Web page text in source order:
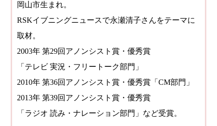
岡山市生まれ。
RSKイブニングニュースで永瀬清子さんをテーマに
取材。
2003年 第29回アノンシスト賞・優秀賞
「テレビ 実況・フリートーク部門」
2010年 第36回アノンシスト賞・優秀賞 「CM部門」
2013年 第39回アノンシスト賞・優秀賞
「ラジオ 読み・ナレーション部門」など受賞。